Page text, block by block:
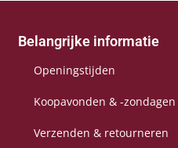
Belangrijke informatie
Openingstijden
Koopavonden & -zondagen
Verzenden & retourneren